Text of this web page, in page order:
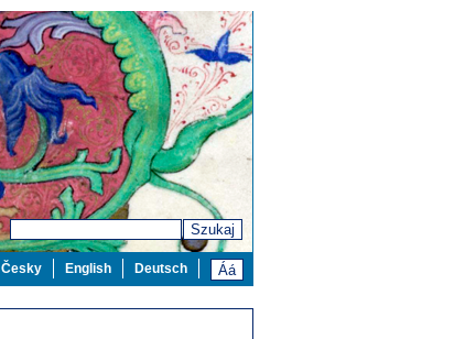
Szukaj
Deutsch
English
Česky